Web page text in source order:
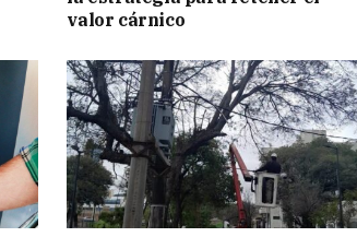
valor cárnico